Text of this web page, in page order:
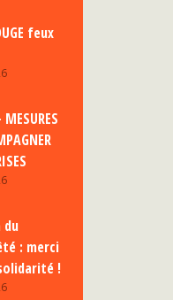
feux
: merci
!